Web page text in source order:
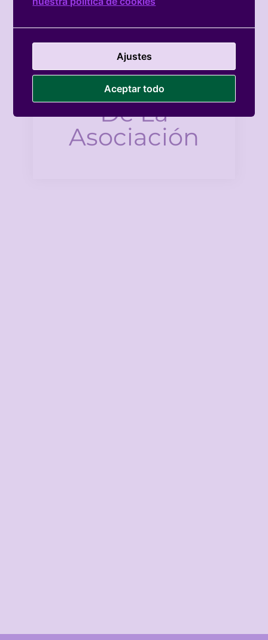
Facebook
De La
Asociación
Ajustes
Aceptar todo